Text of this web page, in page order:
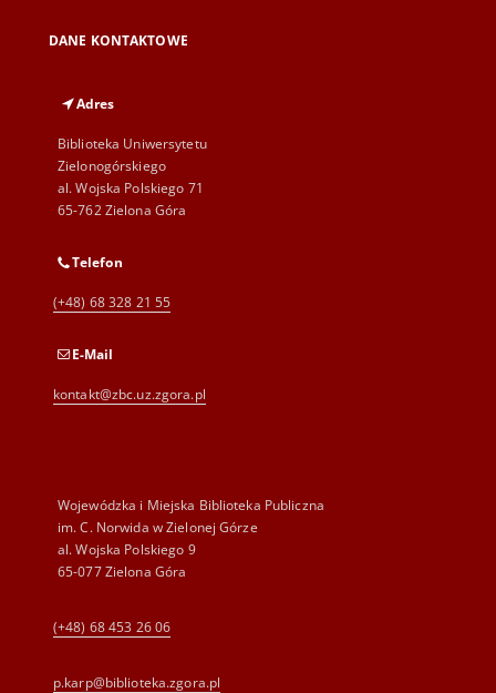
DANE KONTAKTOWE
Adres
Biblioteka Uniwersytetu
Zielonogórskiego
al. Wojska Polskiego 71
65-762 Zielona Góra
Telefon
(+48) 68 328 21 55
E-Mail
kontakt@zbc.uz.zgora.pl
Wojewódzka i Miejska Biblioteka Publiczna
im. C. Norwida w Zielonej Górze
al. Wojska Polskiego 9
65-077 Zielona Góra
(+48) 68 453 26 06
p.karp@biblioteka.zgora.pl